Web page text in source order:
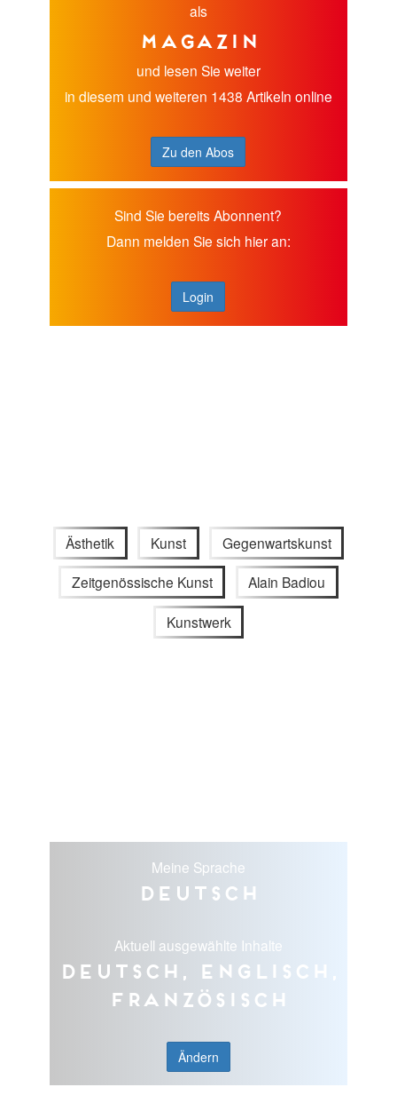
als
Magazin
und lesen Sie weiter
in diesem und weiteren 1438 Artikeln online
Zu den Abos
Sind Sie bereits Abonnent?
Dann melden Sie sich hier an:
Login
Ästhetik Kunst Gegenwartskunst
Zeitgenössische Kunst Alain Badiou
Kunstwerk
Meine Sprache
Deutsch
Aktuell ausgewählte Inhalte
Deutsch, Englisch,
Französisch
Ändern